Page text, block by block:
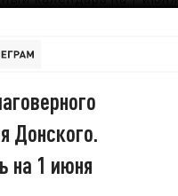
Донского.
на 1 июня